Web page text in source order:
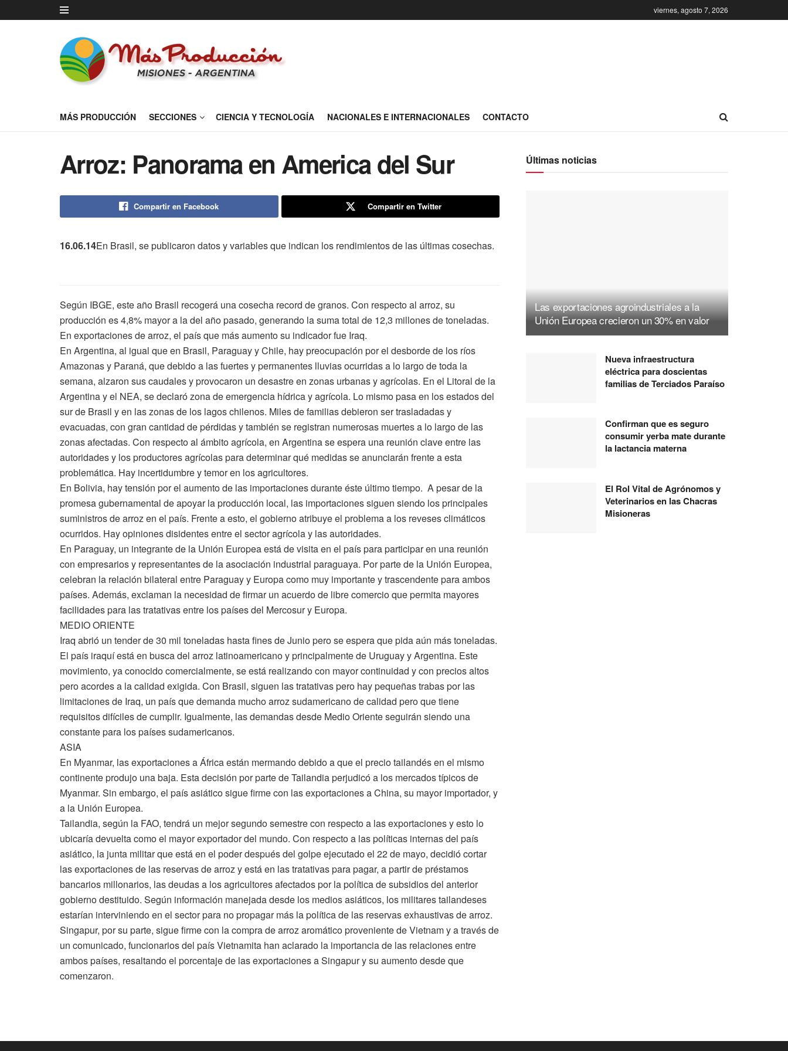
viernes, agosto 7, 2026
MÁS PRODUCCIÓN SECCIONES CIENCIA Y TECNOLOGÍA NACIONALES E INTERNACIONALES CONTACTO
Arroz: Panorama en America del Sur
Compartir en Facebook Compartir en Twitter
16.06.14En Brasil, se publicaron datos y variables que indican los rendimientos de las últimas cosechas.
Según IBGE, este año Brasil recogerá una cosecha record de granos. Con respecto al arroz, su
producción es 4,8% mayor a la del año pasado, generando la suma total de 12,3 millones de toneladas.
En exportaciones de arroz, el país que más aumento su indicador fue Iraq.
En Argentina, al igual que en Brasil, Paraguay y Chile, hay preocupación por el desborde de los ríos
Amazonas y Paraná, que debido a las fuertes y permanentes lluvias ocurridas a lo largo de toda la
semana, alzaron sus caudales y provocaron un desastre en zonas urbanas y agrícolas. En el Litoral de la
Argentina y el NEA, se declaró zona de emergencia hídrica y agrícola. Lo mismo pasa en los estados del
sur de Brasil y en las zonas de los lagos chilenos. Miles de familias debieron ser trasladadas y
evacuadas, con gran cantidad de pérdidas y también se registran numerosas muertes a lo largo de las
zonas afectadas. Con respecto al ámbito agrícola, en Argentina se espera una reunión clave entre las
autoridades y los productores agrícolas para determinar qué medidas se anunciarán frente a esta
problemática. Hay incertidumbre y temor en los agricultores.
En Bolivia, hay tensión por el aumento de las importaciones durante éste último tiempo. A pesar de la
promesa gubernamental de apoyar la producción local, las importaciones siguen siendo los principales
suministros de arroz en el país. Frente a esto, el gobierno atribuye el problema a los reveses climáticos
ocurridos. Hay opiniones disidentes entre el sector agrícola y las autoridades.
En Paraguay, un integrante de la Unión Europea está de visita en el país para participar en una reunión
con empresarios y representantes de la asociación industrial paraguaya. Por parte de la Unión Europea,
celebran la relación bilateral entre Paraguay y Europa como muy importante y trascendente para ambos
países. Además, exclaman la necesidad de firmar un acuerdo de libre comercio que permita mayores
facilidades para las tratativas entre los países del Mercosur y Europa.
MEDIO ORIENTE
Iraq abrió un tender de 30 mil toneladas hasta fines de Junio pero se espera que pida aún más toneladas.
El país iraquí está en busca del arroz latinoamericano y principalmente de Uruguay y Argentina. Este
movimiento, ya conocido comercialmente, se está realizando con mayor continuidad y con precios altos
pero acordes a la calidad exigida. Con Brasil, siguen las tratativas pero hay pequeñas trabas por las
limitaciones de Iraq, un país que demanda mucho arroz sudamericano de calidad pero que tiene
requisitos difíciles de cumplir. Igualmente, las demandas desde Medio Oriente seguirán siendo una
constante para los países sudamericanos.
ASIA
En Myanmar, las exportaciones a África están mermando debido a que el precio tailandés en el mismo
continente produjo una baja. Esta decisión por parte de Tailandia perjudicó a los mercados típicos de
Myanmar. Sin embargo, el país asiático sigue firme con las exportaciones a China, su mayor importador, y
a la Unión Europea.
Tailandia, según la FAO, tendrá un mejor segundo semestre con respecto a las exportaciones y esto lo
ubicaría devuelta como el mayor exportador del mundo. Con respecto a las políticas internas del país
asiático, la junta militar que está en el poder después del golpe ejecutado el 22 de mayo, decidió cortar
las exportaciones de las reservas de arroz y está en las tratativas para pagar, a partir de préstamos
bancarios millonarios, las deudas a los agricultores afectados por la política de subsidios del anterior
gobierno destituido. Según información manejada desde los medios asiáticos, los militares tailandeses
estarían interviniendo en el sector para no propagar más la política de las reservas exhaustivas de arroz.
Singapur, por su parte, sigue firme con la compra de arroz aromático proveniente de Vietnam y a través de
un comunicado, funcionarios del país Vietnamita han aclarado la importancia de las relaciones entre
ambos países, resaltando el porcentaje de las exportaciones a Singapur y su aumento desde que
comenzaron.
Últimas noticias
Las exportaciones agroindustriales a la
Unión Europea crecieron un 30% en valor
Nueva infraestructura
eléctrica para doscientas
familias de Terciados Paraíso
Confirman que es seguro
consumir yerba mate durante
la lactancia materna
El Rol Vital de Agrónomos y
Veterinarios en las Chacras
Misioneras